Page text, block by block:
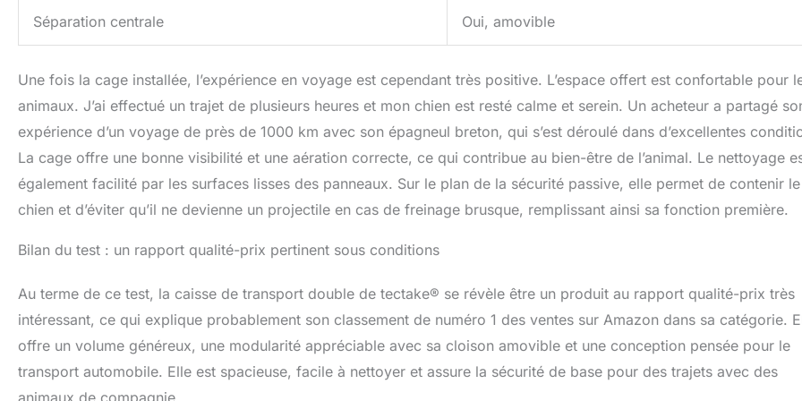
Séparation centrale Oui, amovible
Une fois la cage installée, l’expérience en voyage est cependant très positive. L’espace offert est confortable pour
animaux. J’ai effectué un trajet de plusieurs heures et mon chien est resté calme et serein. Un acheteur a partagé
expérience d’un voyage de près de 1000 km avec son épagneul breton, qui s’est déroulé dans d’excellentes
La cage offre une bonne visibilité et une aération correcte, ce qui contribue au bien-être de l’animal. Le nettoyage
également facilité par les surfaces lisses des panneaux. Sur le plan de la sécurité passive, elle permet de contenir le
chien et d’éviter qu’il ne devienne un projectile en cas de freinage brusque, remplissant ainsi sa fonction première.
Bilan du test : un rapport qualité-prix pertinent sous conditions
Au terme de ce test, la caisse de transport double de tectake® se révèle être un produit au rapport qualité-prix très
intéressant, ce qui explique probablement son classement de numéro 1 des ventes sur Amazon dans sa catégorie.
offre un volume généreux, une modularité appréciable avec sa cloison amovible et une conception pensée pour le
transport automobile. Elle est spacieuse, facile à nettoyer et assure la sécurité de base pour des trajets avec des